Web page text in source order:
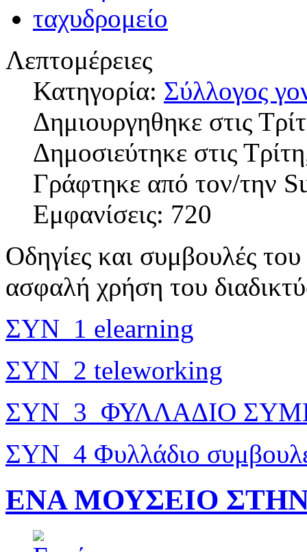
Λεπτομέρειες
Κατηγορία: Σύλλογος
Δημιουργηθηκε στις
Δημοσιεύτηκε στις
Γράφτηκε από τον/την
Εμφανίσεις: 720
Οδηγίες και συμβουλές
ασφαλή χρήση του
ΣΥΝ_1 elearning
ΣΥΝ_2 teleworking
ΣΥΝ_3_ΦΥΛΛAΔΙΟ
ΣΥΝ_4 Φυλλάδιο
ΕΝΑ ΜΟΥΣΕΙΟ